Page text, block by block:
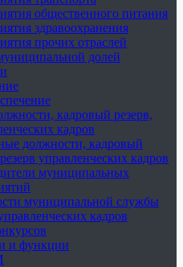
общественного питания
здравоохранения
прочих отраслей
долей
кадровый резерв,
кадров
должности, кадровый
управленческих кадров
муниципальных
муниципальной службы
кадров
и функции